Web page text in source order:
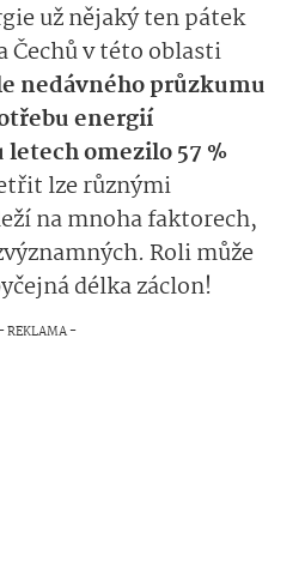
už nějaký ten pátek
v této oblasti
nedávného průzkumu
energií
omezilo 57 %
lze různými
na mnoha faktorech,
Roli může
délka záclon!